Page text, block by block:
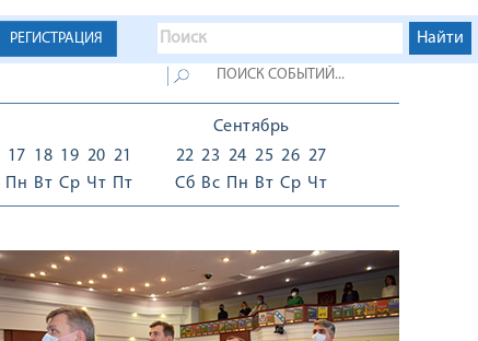
РЕГИСТРАЦИЯ
17
Пн
18
Вт
19
Ср
20
Чт
21
Пт
Сентябрь
22
Сб
23
Вс
24
Пн
25
Вт
26
Ср
27
Чт